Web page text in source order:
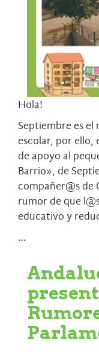
Hola!
Septiembre es el
escolar, por ello,
de apoyo al
Barrio», de
compañer@s de
rumor de que
educativo y
…